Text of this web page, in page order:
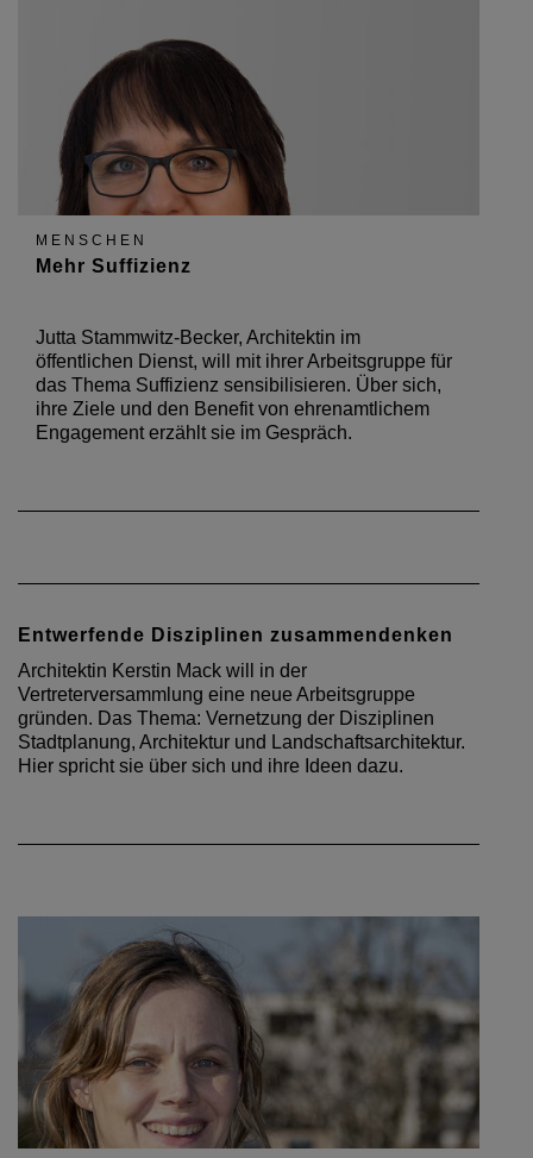
MENSCHEN
Mehr Suffizienz
Jutta Stammwitz-Becker, Architektin im
öffentlichen Dienst, will mit ihrer Arbeitsgruppe für
das Thema Suffizienz sensibilisieren. Über sich,
ihre Ziele und den Benefit von ehrenamtlichem
Engagement erzählt sie im Gespräch.
Entwerfende Disziplinen zusammendenken
Architektin Kerstin Mack will in der
Vertreterversammlung eine neue Arbeitsgruppe
gründen. Das Thema: Vernetzung der Disziplinen
Stadtplanung, Architektur und Landschaftsarchitektur.
Hier spricht sie über sich und ihre Ideen dazu.